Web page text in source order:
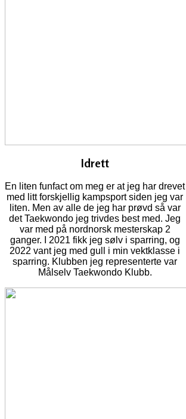
Idrett
En liten funfact om meg er at jeg har drevet
med litt forskjellig kampsport siden jeg var
liten. Men av alle de jeg har prøvd så var
det Taekwondo jeg trivdes best med. Jeg
var med på nordnorsk mesterskap 2
ganger. I 2021 fikk jeg sølv i sparring, og
2022 vant jeg med gull i min vektklasse i
sparring. Klubben jeg representerte var
Målselv Taekwondo Klubb.